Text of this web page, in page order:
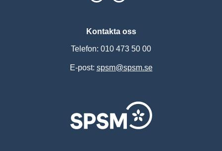
Kontakta oss
Telefon: 010 473 50 00
E-post: spsm@spsm.se